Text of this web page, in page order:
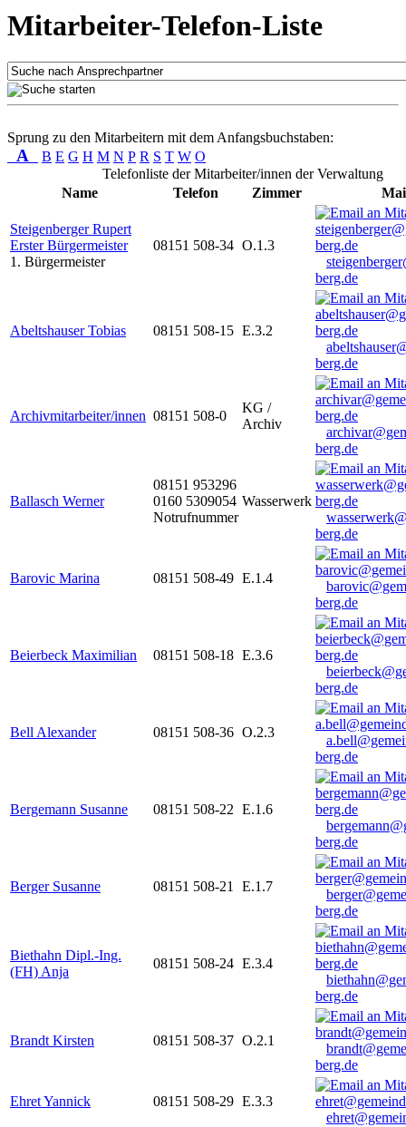
Mitarbeiter-Telefon-Liste
Sprung zu den Mitarbeitern mit dem Anfangsbuchstaben:
A B E G H M N P R S T W O
Telefonliste der Mitarbeiter/innen der Verwaltung
Name
Telefon Zimmer
Steigenberger Rupert
Erster Bürgermeister
1. Bürgermeister
08151 508-34 O.1.3
berg.de
Abeltshauser Tobias 08151 508-15 E.3.2
berg.de
Archivmitarbeiter/innen 08151 508-0
KG /
Archiv
berg.de
Ballasch Werner
08151 953296
0160 5309054
Notrufnummer
Wasserwerk
berg.de
Barovic Marina 08151 508-49 E.1.4
berg.de
Beierbeck Maximilian 08151 508-18 E.3.6
berg.de
Bell Alexander 08151 508-36 O.2.3
berg.de
Bergemann Susanne 08151 508-22 E.1.6
berg.de
Berger Susanne 08151 508-21 E.1.7
berg.de
Biethahn Dipl.-Ing.
(FH) Anja
08151 508-24 E.3.4
berg.de
Brandt Kirsten 08151 508-37 O.2.1
berg.de
Ehret Yannick 08151 508-29 E.3.3